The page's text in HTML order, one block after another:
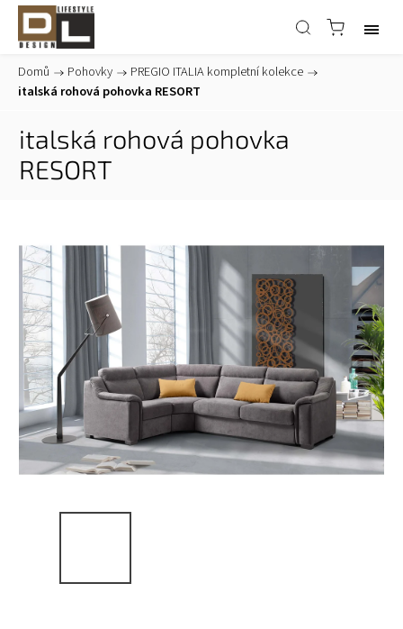
Domů / Pohovky / PREGIO ITALIA kompletní kolekce /
italská rohová pohovka RESORT
italská rohová pohovka
RESORT